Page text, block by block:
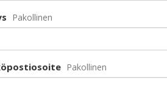
Pakollinen
Pakollinen